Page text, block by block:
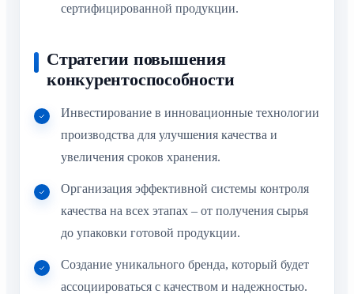
сертифицированной продукции.
Стратегии повышения
конкурентоспособности
Инвестирование в инновационные технологии
производства для улучшения качества и
увеличения сроков хранения.
Организация эффективной системы контроля
качества на всех этапах – от получения сырья
до упаковки готовой продукции.
Создание уникального бренда, который будет
ассоциироваться с качеством и надежностью.